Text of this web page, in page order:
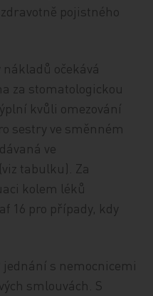
pojistného
očekává
za stomatologickou
kvůli omezování
sestry ve směnném
ve
tabulku). Za
kolem léků
16 pro případy, kdy
jednání s nemocnicemi
smlouvách. S